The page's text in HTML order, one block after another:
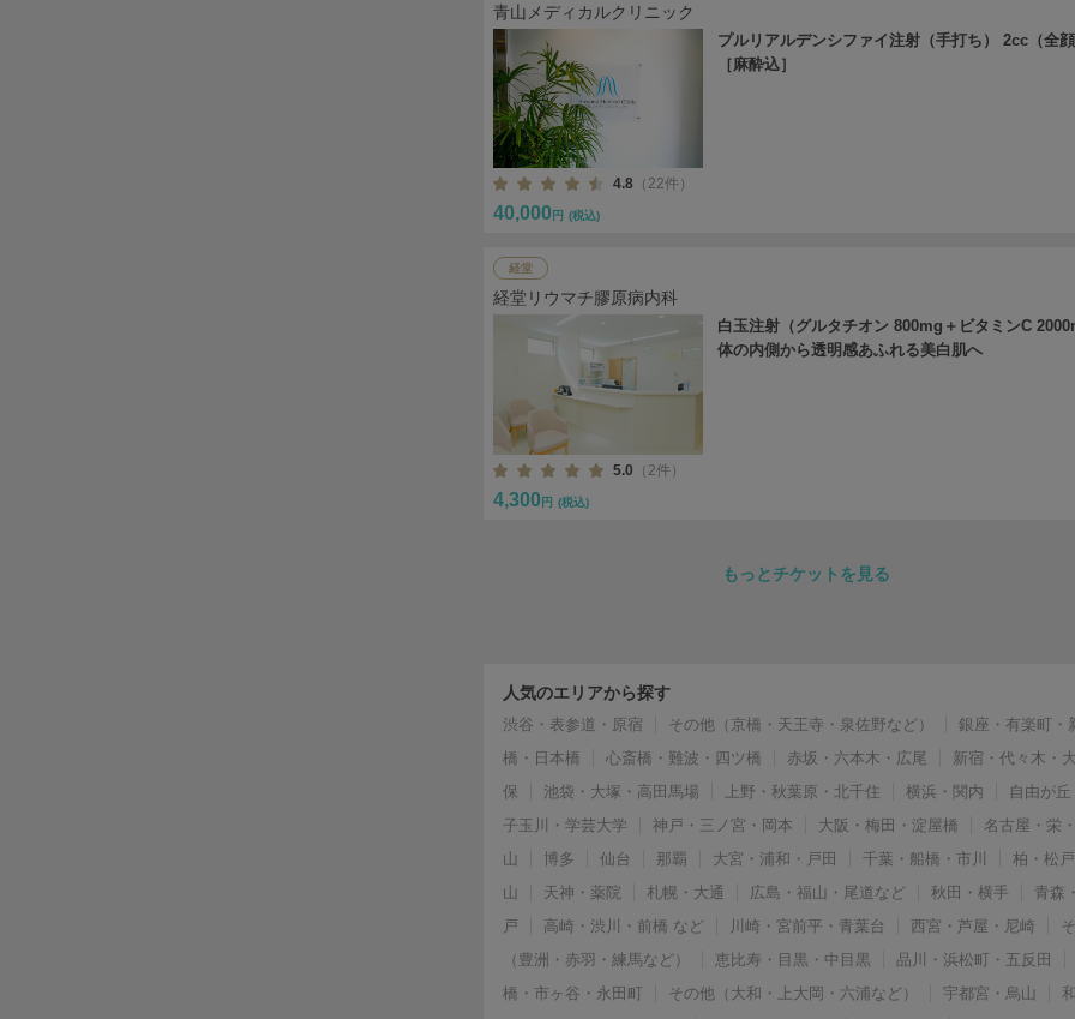
青山メディカルクリニック
プルリアルデンシファイ注射（手打ち） 2cc（全
［麻酔込］
4.8 （22件）
40,000 円 (税込)
経堂
経堂リウマチ膠原病内科
白玉注射（グルタチオン 800mg＋ビタミンC
体の内側から透明感あふれる美白肌へ
5.0 （2件）
4,300 円 (税込)
もっとチケットを見る
人気のエリアから探す
渋谷・表参道・原宿 その他（京橋・天王寺・泉佐野など）
銀座・有楽町・
橋・日本橋
心斎橋・難波・四ツ橋 赤坂・六本木・広尾
新宿・代々木・
保
池袋・大塚・高田馬場 上野・秋葉原・北千住 横浜・関内
自由が
子玉川・学芸大学
神戸・三ノ宮・岡本 大阪・梅田・淀屋橋
名古屋・栄
山
博多 仙台 那覇 大宮・浦和・戸田 千葉・船橋・市川
柏・松
山
天神・薬院 札幌・大通 広島・福山・尾道など 秋田・横手
青森
戸
高崎・渋川・前橋 など 川崎・宮前平・青葉台 西宮・芦屋・尼崎
（豊洲・赤羽・練馬など）
恵比寿・目黒・中目黒
品川・浜松町・五反田
橋・市ヶ谷・永田町
その他（大和・上大岡・六浦など） 宇都宮・烏山